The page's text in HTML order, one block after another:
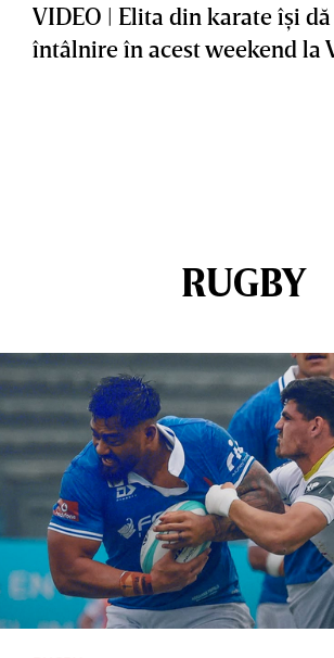
VIDEO | Elita din karate îşi dă
întâlnire în acest weekend la
RUGBY